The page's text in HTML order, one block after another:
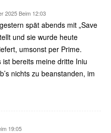
2025 Beim 12:03
spät abends mit „Save
und sie wurde heute
umsonst per Prime.
bereits meine dritte Iniu
nichts zu beanstanden, im
19:05